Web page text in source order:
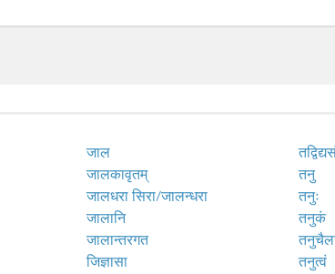
जाल
जालकावृतम्
जालधरा सिरा/जालन्धरा
जालानि
जालान्तरगत
जिज्ञासा
तनु
तनुः
तनुकं
तनुत्वं